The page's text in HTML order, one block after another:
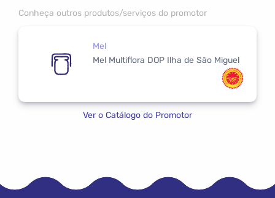
Conheça outros produtos/serviços do promotor
Mel
Mel Multiflora DOP Ilha de São Miguel
Ver o Catálogo do Promotor